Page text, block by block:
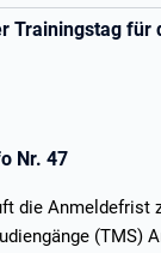
Trainingstag für
Nr. 47
die Anmeldefrist
(TMS)